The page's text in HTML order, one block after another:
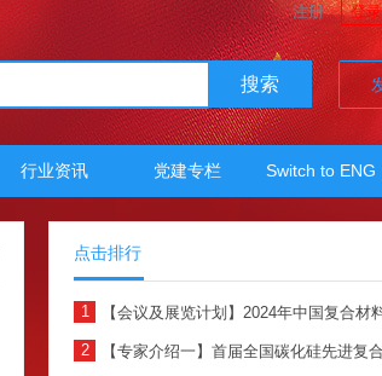
注册 登录
搜索
行业资讯 党建专栏 Switch to ENG
点击排行
1 【会议及展览计划】2024年中国复合材料工业协
2 【专家介绍一】首届全国碳化硅先进复合材料产业发展高端论坛暨产品展示会